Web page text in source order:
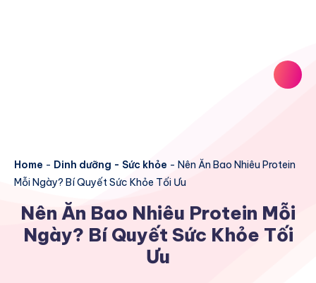
Home - Dinh dưỡng - Sức khỏe - Nên Ăn Bao Nhiêu Protein
Mỗi Ngày? Bí Quyết Sức Khỏe Tối Ưu
Nên Ăn Bao Nhiêu Protein Mỗi
Ngày? Bí Quyết Sức Khỏe Tối
Ưu